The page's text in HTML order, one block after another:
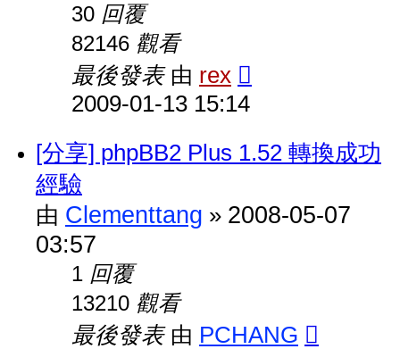
30 回覆
82146 觀看
最後發表 由 rex
2009-01-13 15:14
[分享] phpBB2 Plus 1.52 轉換成功
經驗
由 Clementtang » 2008-05-07
03:57
1 回覆
13210 觀看
最後發表 由 PCHANG